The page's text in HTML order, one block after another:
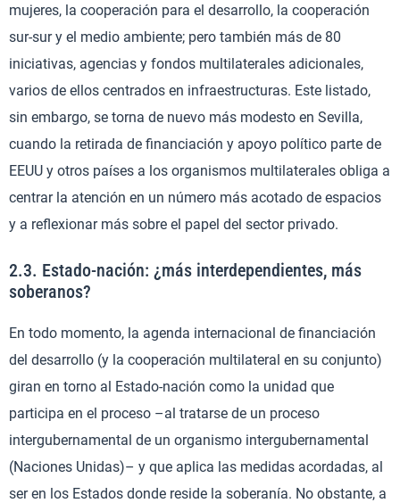
mujeres, la cooperación para el desarrollo, la cooperación
sur-sur y el medio ambiente; pero también más de 80
iniciativas, agencias y fondos multilaterales adicionales,
varios de ellos centrados en infraestructuras. Este listado,
sin embargo, se torna de nuevo más modesto en Sevilla,
cuando la retirada de financiación y apoyo político parte de
EEUU y otros países a los organismos multilaterales obliga a
centrar la atención en un número más acotado de espacios
y a reflexionar más sobre el papel del sector privado.
2.3. Estado-nación: ¿más interdependientes, más
soberanos?
En todo momento, la agenda internacional de financiación
del desarrollo (y la cooperación multilateral en su conjunto)
giran en torno al Estado-nación como la unidad que
participa en el proceso –al tratarse de un proceso
intergubernamental de un organismo intergubernamental
(Naciones Unidas)– y que aplica las medidas acordadas, al
ser en los Estados donde reside la soberanía. No obstante, a